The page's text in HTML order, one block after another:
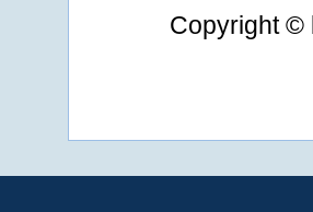
Copyright ©